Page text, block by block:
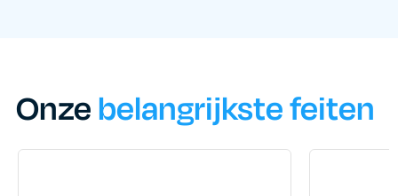
Onzebelangrijkste feiten